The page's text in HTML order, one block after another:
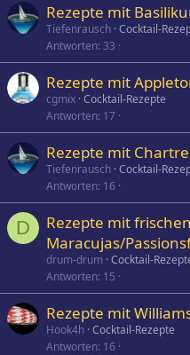
Rezepte mit
Tiefenrausch Cocktail-
Antworten 33
Rezepte mit
cgmix Cocktail-Rezepte
Antworten 17
Rezepte mit
Tiefenrausch Cocktail-
Antworten 16
D
Rezepte mit frischen
Maracujas/
drum-drum Cocktail-
Antworten 15
Rezepte mit
Hook4h Cocktail-Rezepte
Antworten 16